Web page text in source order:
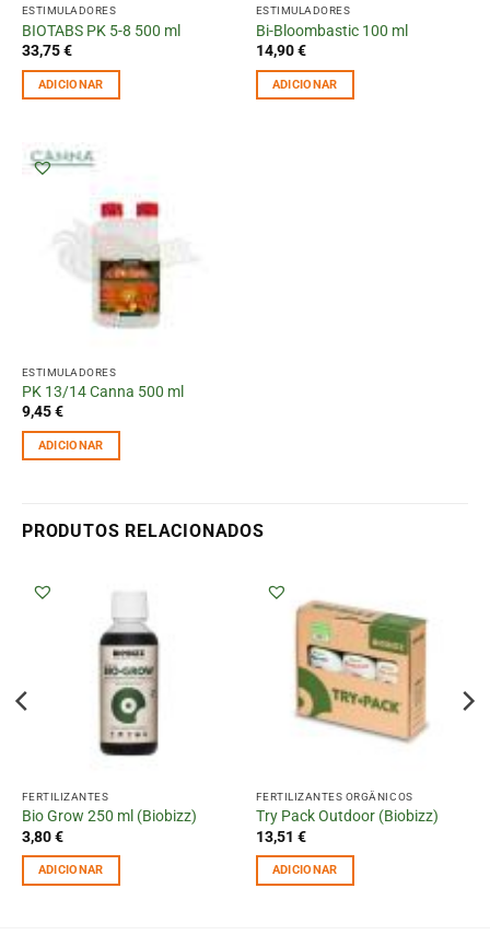
ESTIMULADORES
BIOTABS PK 5-8 500 ml
33,75€
ADICIONAR
ESTIMULADORES
Bi-Bloombastic 100 ml
14,90€
ADICIONAR
ESTIMULADORES
PK 13/14 Canna 500 ml
9,45€
ADICIONAR
PRODUTOS RELACIONADOS
FERTILIZANTES
Bio Grow 250 ml (Biobizz)
3,80€
ADICIONAR
FERTILIZANTES ORGÂNICOS
Try Pack Outdoor (Biobizz)
13,51 €
ADICIONAR